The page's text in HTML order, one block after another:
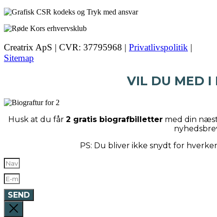
Creatrix ApS | CVR: 37795968 | Privatlivspolitik |
Sitemap
VIL DU MED I
Husk at du får 2 gratis biografbillettermed din
PS: Du bliver ikke snydt for
SEND